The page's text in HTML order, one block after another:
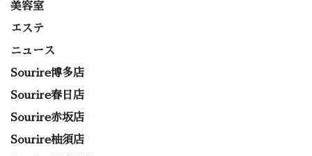
美容室
エステ
ニュース
Sourire博多店
Sourire春日店
Sourire赤坂店
Sourire柚須店